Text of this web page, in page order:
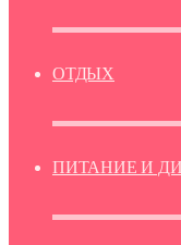
ОТДЫХ
ПИТАНИЕ И